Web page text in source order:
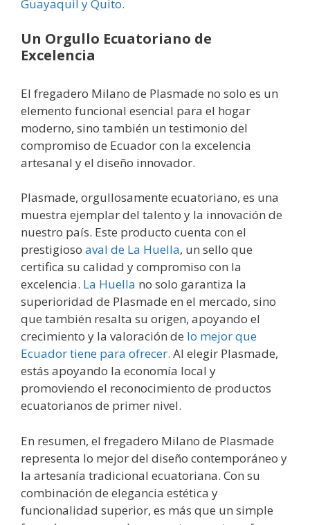
Guayaquil y Quito.
Un Orgullo Ecuatoriano de
Excelencia
El fregadero Milano de Plasmade no solo es un
elemento funcional esencial para el hogar
moderno, sino también un testimonio del
compromiso de Ecuador con la excelencia
artesanal y el diseño innovador.
Plasmade, orgullosamente ecuatoriano, es una
muestra ejemplar del talento y la innovación de
nuestro país. Este producto cuenta con el
prestigioso aval de La Huella, un sello que
certifica su calidad y compromiso con la
excelencia. La Huella no solo garantiza la
superioridad de Plasmade en el mercado, sino
que también resalta su origen, apoyando el
crecimiento y la valoración de lo mejor que
Ecuador tiene para ofrecer. Al elegir Plasmade,
estás apoyando la economía local y
promoviendo el reconocimiento de productos
ecuatorianos de primer nivel.
En resumen, el fregadero Milano de Plasmade
representa lo mejor del diseño contemporáneo y
la artesanía tradicional ecuatoriana. Con su
combinación de elegancia estética y
funcionalidad superior, es más que un simple